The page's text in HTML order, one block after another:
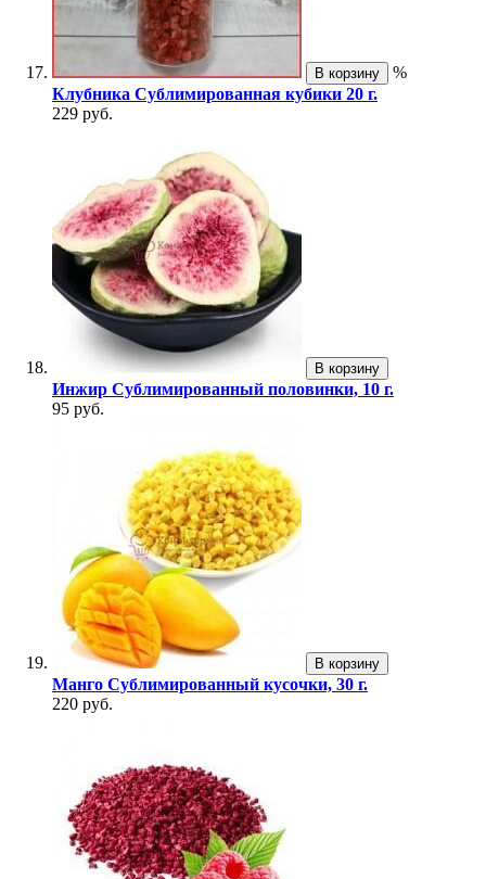
В корзину
%
Клубника Сублимированная кубики 20 г.
229 руб.
В корзину
Инжир Сублимированный половинки, 10 г.
95 руб.
В корзину
Манго Сублимированный кусочки, 30 г.
220 руб.